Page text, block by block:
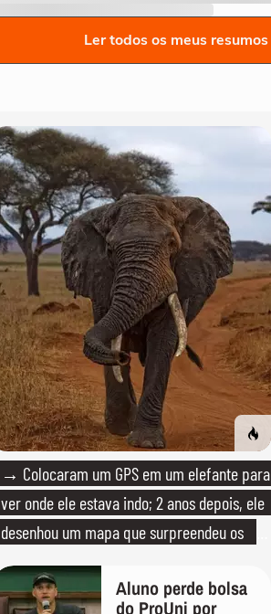
Ler todos os meus resumos
→ Colocaram um GPS em um elefante para
ver onde ele estava indo; 2 anos depois, ele
desenhou um mapa que surpreendeu os
cientistas
Aluno perde bolsa
do ProUni por